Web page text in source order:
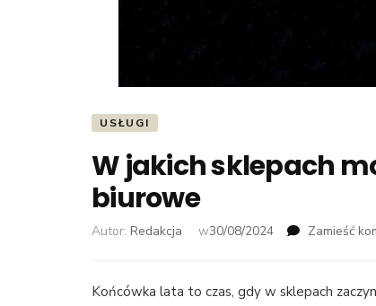
USŁUGI
W jakich sklepach
biurowe
Autor: Redakcja w30/08/2024 Zamieść
Końcówka lata to czas, gdy w sklepach